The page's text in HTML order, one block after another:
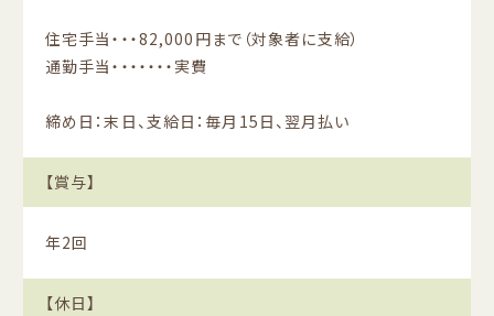
住宅手当・・・82,000円まで（対象者に支給）
通勤手当・・・・・・・実費
締め日：末日、支給日：毎月15日、翌月払い
【賞与】
年2回
【休日】